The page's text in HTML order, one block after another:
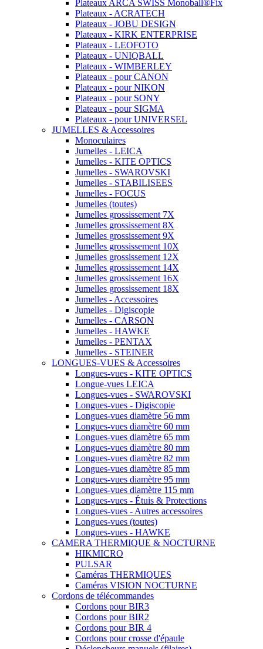
Plateaux ARCA SWISS Monoball®Fix
Plateaux - ACRATECH
Plateaux - JOBU DESIGN
Plateaux - KIRK ENTERPRISE
Plateaux - LEOFOTO
Plateaux - UNIQBALL
Plateaux - WIMBERLEY
Plateaux - pour CANON
Plateaux - pour NIKON
Plateaux - pour SONY
Plateaux - pour SIGMA
Plateaux - pour UNIVERSEL
JUMELLES & Accessoires
Monoculaires
Jumelles - LEICA
Jumelles - KITE OPTICS
Jumelles - SWAROVSKI
Jumelles - STABILISEES
Jumelles - FOCUS
Jumelles (toutes)
Jumelles grossissement 7X
Jumelles grossissement 8X
Jumelles grossissement 9X
Jumelles grossissement 10X
Jumelles grossissement 12X
Jumelles grossissement 14X
Jumelles grossissement 16X
Jumelles grossissement 18X
Jumelles - Accessoires
Jumelles - Digiscopie
Jumelles - CARSON
Jumelles - HAWKE
Jumelles - PENTAX
Jumelles - STEINER
LONGUES-VUES & Accessoires
Longues-vues - KITE OPTICS
Longue-vues LEICA
Longues-vues - SWAROVSKI
Longues-vues - Digiscopie
Longues-vues diamètre 56 mm
Longues-vues diamètre 60 mm
Longues-vues diamètre 65 mm
Longues-vues diamètre 80 mm
Longues-vues diamètre 82 mm
Longues-vues diamètre 85 mm
Longues-vues diamètre 95 mm
Longues-vues diamètre 115 mm
Longues-vues - Étuis & Protections
Longues-vues - Autres accessoires
Longues-vues (toutes)
Longues-vues - HAWKE
CAMERA THERMIQUE & NOCTURNE
HIKMICRO
PULSAR
Caméras THERMIQUES
Caméras VISION NOCTURNE
Cordons de télécommandes
Cordons pour BIR3
Cordons pour BIR2
Cordons pour BIR 4
Cordons pour crosse d'épaule